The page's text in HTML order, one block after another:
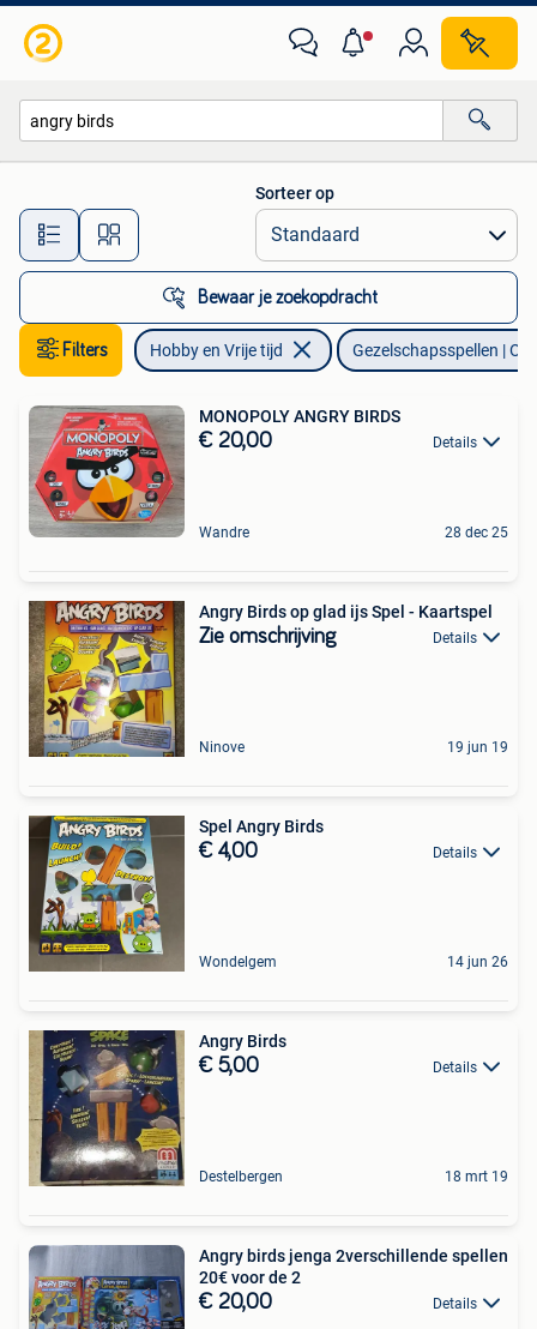
Alle afstanden…
Sorteer op
Bewaar je zoekopdracht
Filters Hobby en Vrije tijd Gezelschapsspellen |
MONOPOLY ANGRY BIRDS
€ 20,00 Details
Wandre 28 dec 25
Angry Birds op glad ijs Spel - Kaartspel
Zie omschrijving Details
Ninove 19 jun 19
Spel Angry Birds
€ 4,00 Details
Wondelgem 14 jun 26
Angry Birds
€ 5,00 Details
Destelbergen 18 mrt 19
Angry birds jenga 2verschillende spellen
20€ voor de 2
€ 20,00 Details